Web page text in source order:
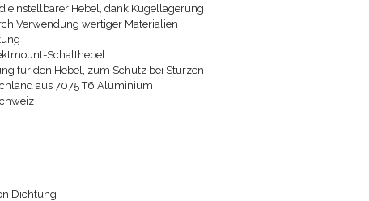
einstellbarer Hebel, dank Kugellagerung
Verwendung wertiger Materialien
Schalthebel
für den Hebel, zum Schutz bei Stürzen
aus 7075 T6 Aluminium
Dichtung